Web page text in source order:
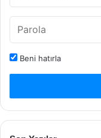
Beni hatırla